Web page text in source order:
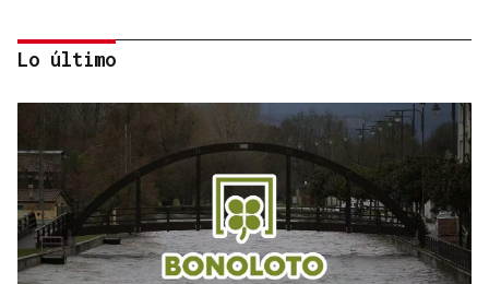
INTERNACIONALIZACIÓN
Lo último